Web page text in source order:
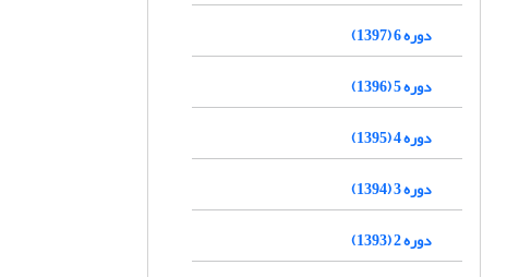
دوره 6 (1397)
دوره 5 (1396)
دوره 4 (1395)
دوره 3 (1394)
دوره 2 (1393)